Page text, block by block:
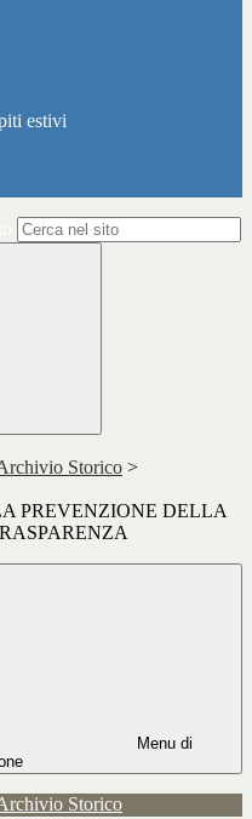
estivi
Storico >
PREVENZIONE DELLA
Menu di
Storico